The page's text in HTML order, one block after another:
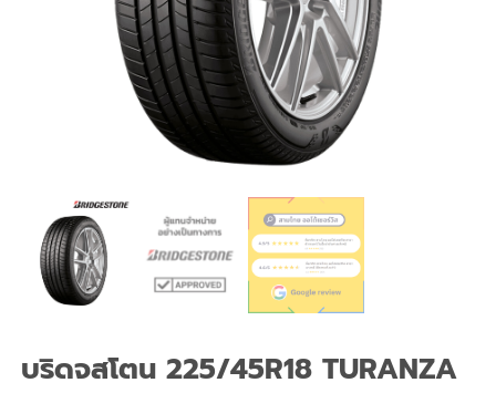
บริดจสโตน 225/45R18 TURANZA